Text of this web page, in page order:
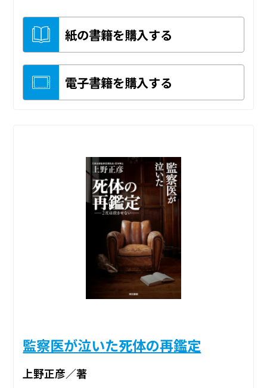
紙の書籍を購入する
電子書籍を購入する
監察医が泣いた死体の再鑑定
上野正彦／著